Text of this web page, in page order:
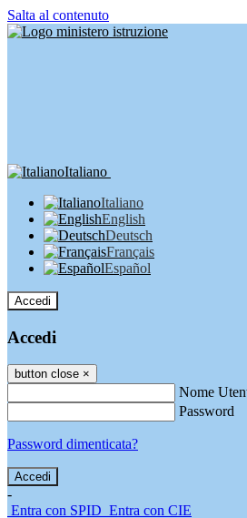
Salta al contenuto
Italiano
Italiano
English
Deutsch
Français
Español
Accedi
Accedi
button close ×
Nome
Password
Password dimenticata?
-
Entra con SPID Entra con CIE